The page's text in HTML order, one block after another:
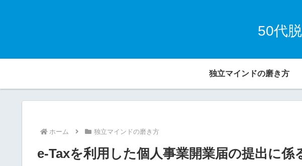
50代
独立マインドの磨き方
ホーム 独立マインドの磨き方
e-Taxを利用した個人事業開業届の提出に係